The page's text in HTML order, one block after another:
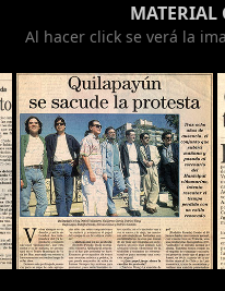
MATERIAL
Al hacer click se verá la